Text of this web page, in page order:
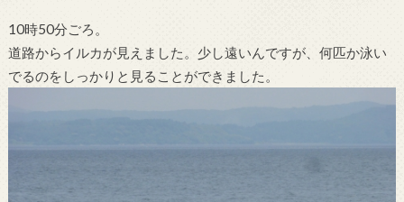
10時50分ごろ。
道路からイルカが見えました。少し遠いんですが、何匹か泳い
でるのをしっかりと見ることができました。